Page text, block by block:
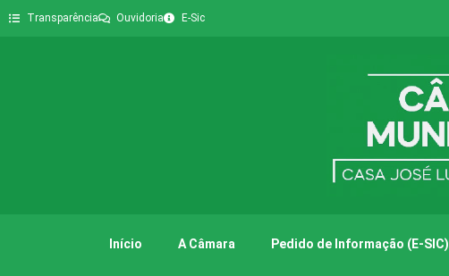
Transparência Ouvidoria E-Sic
Início A Câmara Pedido de Informação (E-SIC)